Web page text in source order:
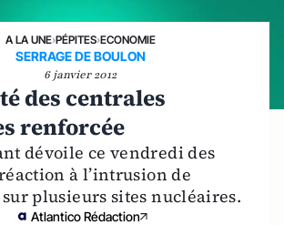
A LA UNE›PÉPITES›ECONOMIE
SERRAGE DE BOULON
6 janvier 2012
des centrales
renforcée
dévoile ce vendredi des
à l’intrusion de
plusieurs sites nucléaires.
Atlantico Rédaction